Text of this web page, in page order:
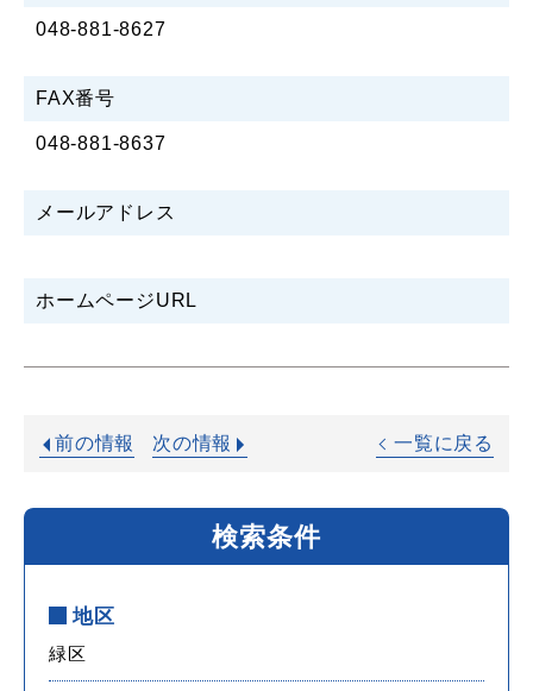
048-881-8627
FAX番号
048-881-8637
メールアドレス
ホームページURL
前の情報 次の情報 一覧に戻る
検索条件
地区
緑区